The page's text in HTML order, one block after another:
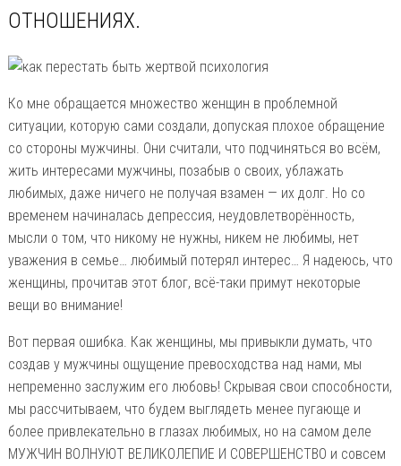
ОТНОШЕНИЯХ.
Ко мне обращается множество женщин в проблемной
ситуации, которую сами создали, допуская плохое обращение
со стороны мужчины. Они считали, что подчиняться во всём,
жить интересами мужчины, позабыв о своих, ублажать
любимых, даже ничего не получая взамен — их долг. Но со
временем начиналась депрессия, неудовлетворённость,
мысли о том, что никому не нужны, никем не любимы, нет
уважения в семье… любимый потерял интерес… Я надеюсь, что
женщины, прочитав этот блог, всё-таки примут некоторые
вещи во внимание!
Вот первая ошибка. Как женщины, мы привыкли думать, что
создав у мужчины ощущение превосходства над нами, мы
непременно заслужим его любовь! Скрывая свои способности,
мы рассчитываем, что будем выглядеть менее пугающе и
более привлекательно в глазах любимых, но на самом деле
МУЖЧИН ВОЛНУЮТ ВЕЛИКОЛЕПИЕ И СОВЕРШЕНСТВО и совсем